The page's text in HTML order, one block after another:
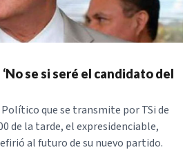
se si seré el candidato del
que se transmite por TSi de
de la tarde, el expresidenciable,
al futuro de su nuevo partido.